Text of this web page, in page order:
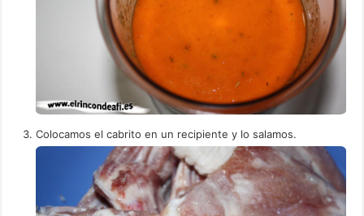
Colocamos el cabrito en un recipiente y lo salamos.